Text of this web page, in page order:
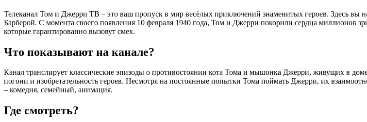
Телеканал Том и Джерри ТВ – это ваш пропуск в мир весёлых приключений знаменитых героев. Здесь вы
Барберой. С момента своего появления 10 февраля 1940 года, Том и Джерри покорили сердца миллионов
которые гарантированно вызовут смех.
Что показывают на канале?
Канал транслирует классические эпизоды о противостоянии кота Тома и мышонка Джерри, живущих в
погони и изобретательность героев. Несмотря на постоянные попытки Тома поймать Джерри, их
– комедия, семейный, анимация.
Где смотреть?